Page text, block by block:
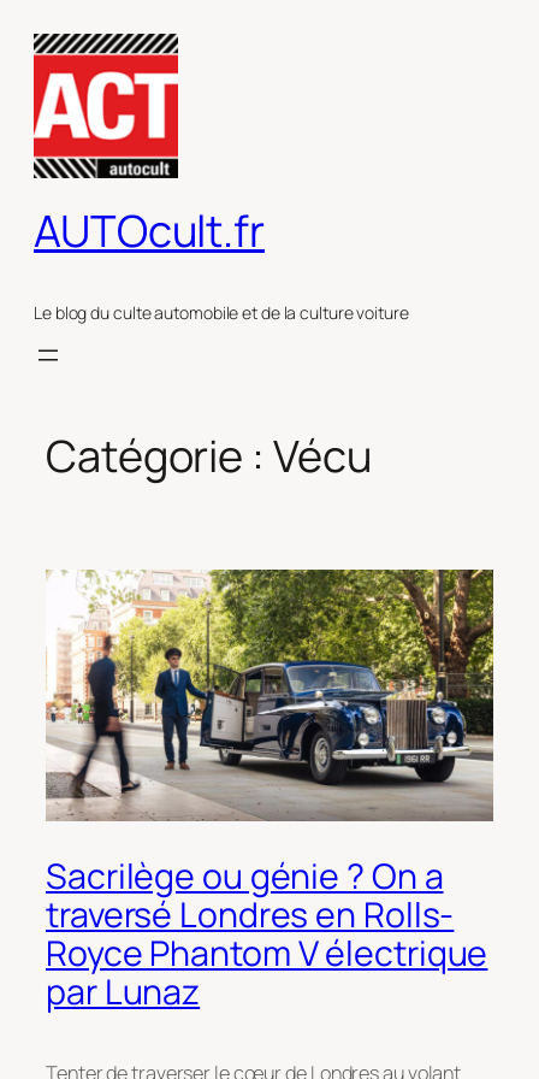
contenu
AUTOcult.fr
Le blog du culte automobile et de la culture voiture
Catégorie : Vécu
Sacrilège ou génie ? On a
traversé Londres en Rolls-
Royce Phantom V électrique
par Lunaz
Tenter de traverser le cœur de Londres au volant